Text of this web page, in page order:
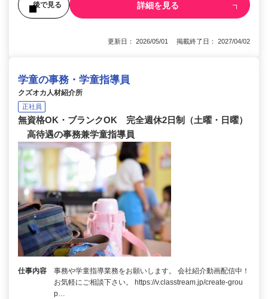
後で見る 詳細を見る
更新日： 2026/05/01 掲載終了日： 2027/04/02
学童の事務・学童指導員
クズオカ人材紹介所
正社員
無資格OK・ブランクOK 完全週休2日制（土曜・日曜）
高待遇の事務兼学童指導員
仕事内容
事務や学童指導業務をお願いします。 会社紹介動画配信中！
お気軽にご相談下さい。 https://v.classtream.jp/create-grou
p…